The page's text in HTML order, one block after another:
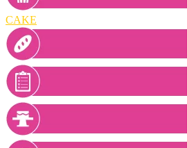
CAKE